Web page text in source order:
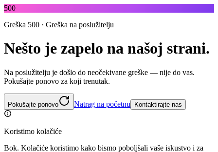
500
Greška 500 · Greška na poslužitelju
Nešto je zapelo na našoj strani.
Na poslužitelju je došlo do neočekivane greške — nije do vas.
Pokušajte ponovo za koji trenutak.
Pokušajte ponovo Natrag na početnu Kontaktirajte nas
Koristimo kolačiće
Bok. Kolačiće koristimo kako bismo poboljšali vaše iskustvo i za